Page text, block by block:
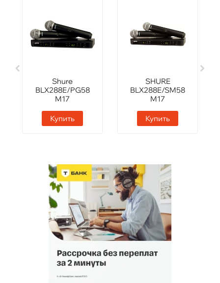
Shure
BLX288E/PG58
M17
Купить
SHURE
BLX288E/SM58
M17
Купить